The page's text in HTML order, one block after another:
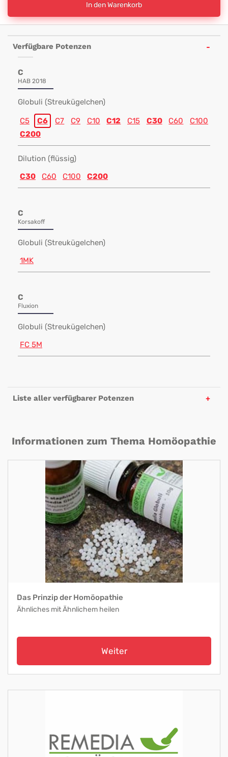
In den Warenkorb
Verfügbare Potenzen
C
HAB 2018
Globuli (Streukügelchen)
C5 C6 C7 C9 C10 C12 C15 C30 C60
C100
C200
Dilution (flüssig)
C30
C60 C100 C200
C
Korsakoff
Globuli (Streukügelchen)
1MK
C
Fluxion
Globuli (Streukügelchen)
FC 5M
Liste aller verfügbarer Potenzen
Informationen zum Thema Homöopathie
Das Prinzip der Homöopathie
Ähnliches mit Ähnlichem heilen
Weiter